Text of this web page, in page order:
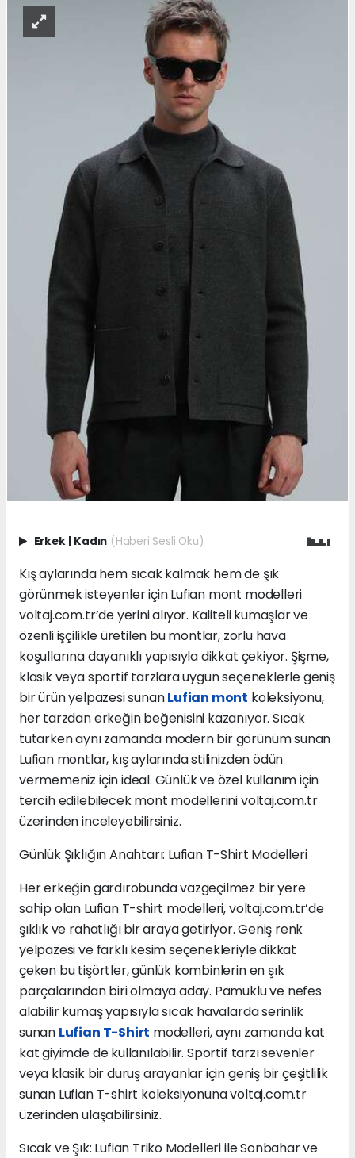
Erkek | Kadın (Haberi Sesli Oku)
Kış aylarında hem sıcak kalmak hem de şık
görünmek isteyenler için Lufian mont modelleri
voltaj.com.tr’de yerini alıyor. Kaliteli kumaşlar ve
özenli işçilikle üretilen bu montlar, zorlu hava
koşullarına dayanıklı yapısıyla dikkat çekiyor. Şişme,
klasik veya sportif tarzlara uygun seçeneklerle geniş
bir ürün yelpazesi sunanLufian mont koleksiyonu,
her tarzdan erkeğin beğenisini kazanıyor. Sıcak
tutarken aynı zamanda modern bir görünüm sunan
Lufian montlar, kış aylarında stilinizden ödün
vermemeniz için ideal. Günlük ve özel kullanım için
tercih edilebilecek mont modellerini voltaj.com.tr
üzerinden inceleyebilirsiniz.
Günlük Şıklığın Anahtarı: Lufian T-Shirt Modelleri
Her erkeğin gardırobunda vazgeçilmez bir yere
sahip olan Lufian T-shirt modelleri, voltaj.com.tr’de
şıklık ve rahatlığı bir araya getiriyor. Geniş renk
yelpazesi ve farklı kesim seçenekleriyle dikkat
çeken bu tişörtler, günlük kombinlerin en şık
parçalarından biri olmaya aday. Pamuklu ve nefes
alabilir kumaş yapısıyla sıcak havalarda serinlik
sunan Lufian T-Shirt modelleri, aynı zamanda kat
kat giyimde de kullanılabilir. Sportif tarzı sevenler
veya klasik bir duruş arayanlar için geniş bir çeşitlilik
sunan Lufian T-shirt koleksiyonuna voltaj.com.tr
üzerinden ulaşabilirsiniz.
Sıcak ve Şık: Lufian Triko Modelleri ile Sonbahar ve